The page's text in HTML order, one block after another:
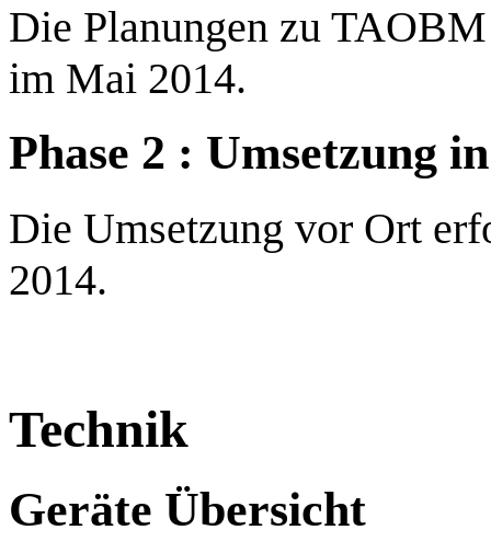
Die Planungen zu
im Mai 2014.
Phase 2 : Umsetzung
Die Umsetzung vor Ort
2014.
Technik
Geräte Übersicht